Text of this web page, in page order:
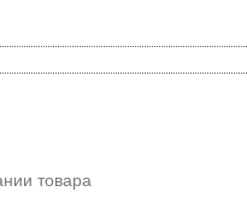
товара